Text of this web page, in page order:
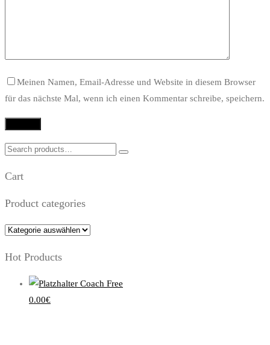
Meinen Namen, Email-Adresse und Website in diesem Browser
für das nächste Mal, wenn ich einen Kommentar schreibe, speichern.
Search
Cart
Product categories
Hot Products
Coach Free
0.00€